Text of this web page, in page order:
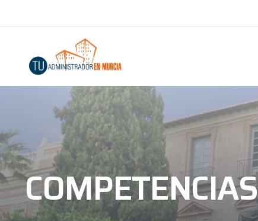
COMPETENCIAS